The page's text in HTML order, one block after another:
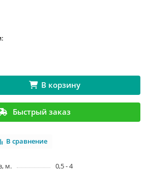
В корзину
Быстрый заказ
В сравнение
м.
0,5 - 4